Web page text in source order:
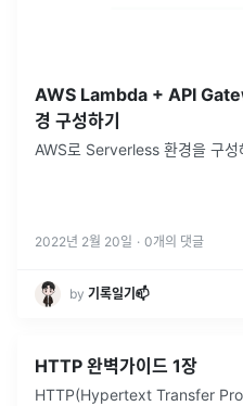
AWS Lambda + API
경 구성하기
AWS로 Serverless 환경을 구성
2022년 2월 20일 · 0개의 댓글
by 기록일기📫
HTTP 완벽가이드 1장
HTTP(Hypertext Transfer